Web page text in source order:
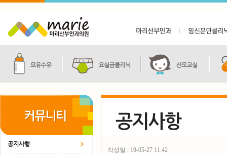
공지사항
작성일 : 19-05-27 11:42